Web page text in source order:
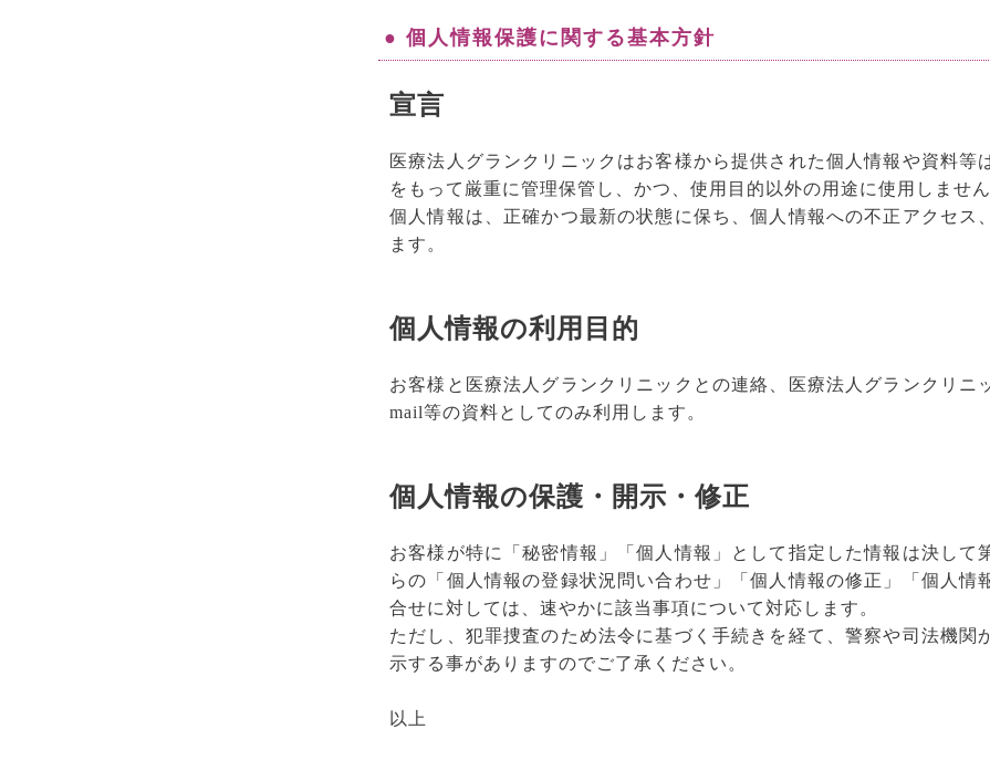
● 個人情報保護に関する基本方針
宣言
医療法人グランクリニックはお客様から提供された個人情報や資料
をもって厳重に管理保管し、かつ、使用目的以外の用途に使用しません
個人情報は、正確かつ最新の状態に保ち、個人情報への不正アクセス
ます。
個人情報の利用目的
お客様と医療法人グランクリニックとの連絡、医療法人グランクリ
mail等の資料としてのみ利用します。
個人情報の保護・開示・修正
お客様が特に「秘密情報」「個人情報」として指定した情報は決し
らの「個人情報の登録状況問い合わせ」「個人情報の修正」「個人
合せに対しては、速やかに該当事項について対応します。
ただし、犯罪捜査のため法令に基づく手続きを経て、警察や司法機関
示する事がありますのでご了承ください。
以上